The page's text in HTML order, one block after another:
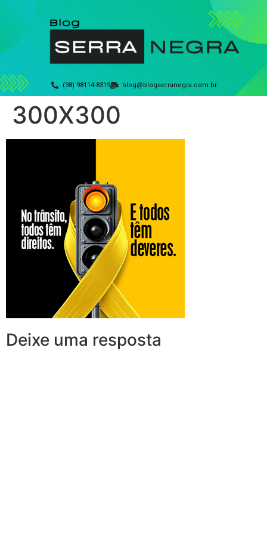
(98) 98114-8319 blog@blogserranegra.com.br
300X300
Deixe uma resposta